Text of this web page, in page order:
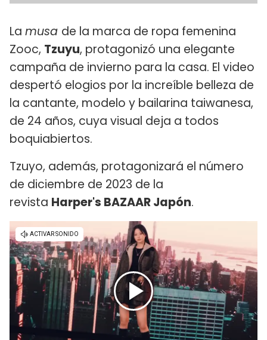
La musa de la marca de ropa femenina
Zooc, Tzuyu, protagonizó una elegante
campaña de invierno para la casa. El video
despertó elogios por la increíble belleza de
la cantante, modelo y bailarina taiwanesa,
de 24 años, cuya visual deja a todos
boquiabiertos.
Tzuyo, además, protagonizará el número
de diciembre de 2023 de la
revista Harper's BAZAAR Japón.